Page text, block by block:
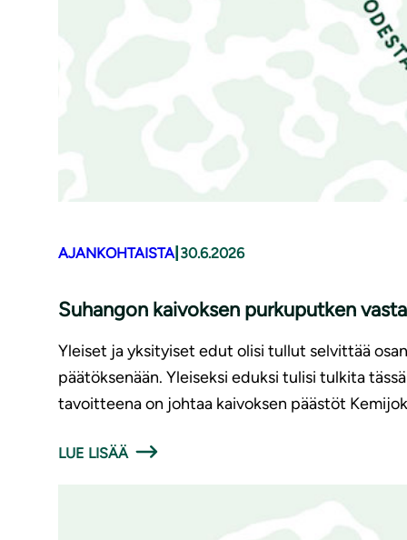
AJANKOHTAISTA| 30.6.2026
Suhangon kaivoksen purkuputken
Yleiset ja yksityiset edut olisi tullut selvittää
päätöksenään. Yleiseksi eduksi tulisi tulkita
tavoitteena on johtaa kaivoksen päästöt
LUE LISÄÄ